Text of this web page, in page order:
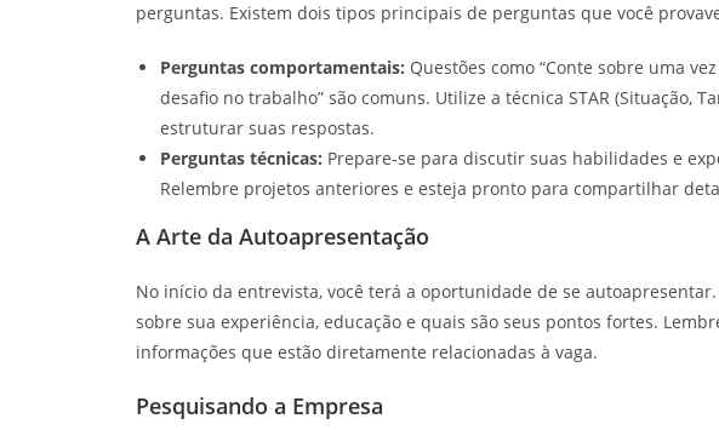
perguntas. Existem dois tipos principais de perguntas que você
Perguntas comportamentais: Questões como “Conte sobre uma
desafio no trabalho” são comuns. Utilize a técnica STAR (Situação,
estruturar suas respostas.
Perguntas técnicas: Prepare-se para discutir suas habilidades e
Relembre projetos anteriores e esteja pronto para compartilhar
A Arte da Autoapresentação
No início da entrevista, você terá a oportunidade de se
sobre sua experiência, educação e quais são seus pontos fortes.
informações que estão diretamente relacionadas à vaga.
Pesquisando a Empresa